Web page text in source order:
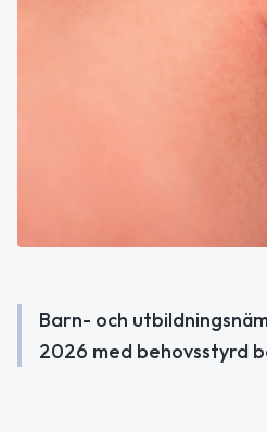
Barn- och
2026 med behovsstyrd